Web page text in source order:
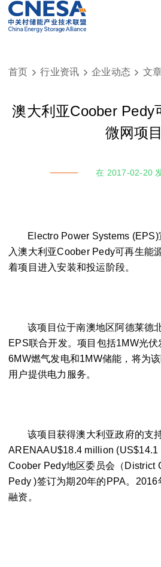
首页  行业资讯  企业动态  文
澳大利亚Coober Pedy
微网项目
在 2017-02-20
Electro Power Systems
入澳大利亚Coober Pedy可再生能
着项目进入安装和投运阶段。
该项目位于南澳地区阿德莱德
EPS联合开发。项目包括1MW光伏
6MW燃气发电和1MW储能，将为
用户提供电力服务。
该项目获得澳大利亚政府的支
ARENAAU$18.4 million
Coober Pedy地区委员会（District
Pedy )签订为期20年的PPA。
融资。